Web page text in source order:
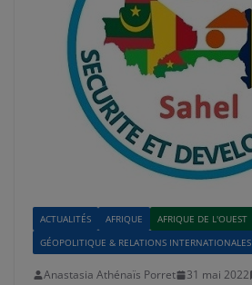
ACTUALITÉS AFRIQUE AFRIQUE DE L'OUEST
GÉOPOLITIQUE & RELATIONS INTERNATIONALES
Anastasia Athénaïs Porret 31 mai 2022